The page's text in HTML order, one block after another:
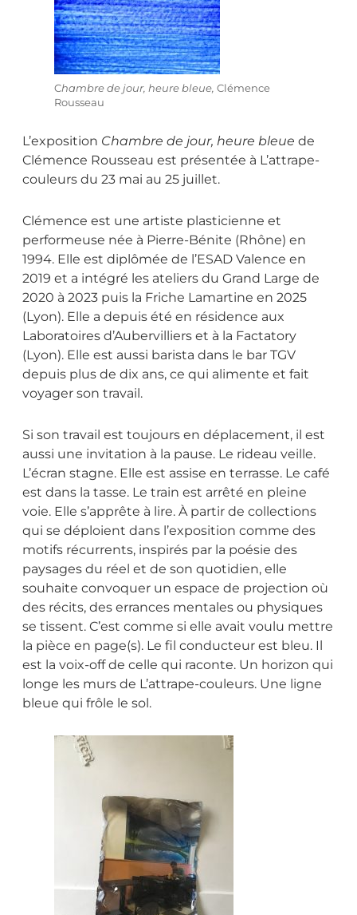
Chambre de jour, heure bleue, Clémence
Rousseau
L’exposition Chambre de jour, heure bleue de
Clémence Rousseau est présentée à L’attrape-
couleurs du 23 mai au 25 juillet.
Clémence est une artiste plasticienne et
performeuse née à Pierre-Bénite (Rhône) en
1994. Elle est diplômée de l’ESAD Valence en
2019 et a intégré les ateliers du Grand Large de
2020 à 2023 puis la Friche Lamartine en 2025
(Lyon). Elle a depuis été en résidence aux
Laboratoires d’Aubervilliers et à la Factatory
(Lyon). Elle est aussi barista dans le bar TGV
depuis plus de dix ans, ce qui alimente et fait
voyager son travail.
Si son travail est toujours en déplacement, il est
aussi une invitation à la pause. Le rideau veille.
L’écran stagne. Elle est assise en terrasse. Le café
est dans la tasse. Le train est arrêté en pleine
voie. Elle s’apprête à lire. À partir de collections
qui se déploient dans l’exposition comme des
motifs récurrents, inspirés par la poésie des
paysages du réel et de son quotidien, elle
souhaite convoquer un espace de projection où
des récits, des errances mentales ou physiques
se tissent. C’est comme si elle avait voulu mettre
la pièce en page(s). Le fil conducteur est bleu. Il
est la voix-off de celle qui raconte. Un horizon qui
longe les murs de L’attrape-couleurs. Une ligne
bleue qui frôle le sol.